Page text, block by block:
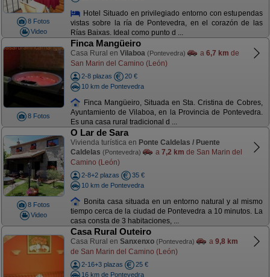
8 Fotos
Video
Hotel Situado en privilegiado entorno con estupendas
vistas sobre la ría de Pontevedra, en el corazón de las
Rías Baixas. Ideal como punto d ...
8 Fotos
Finca Mangüeiro
Casa Rural en Vilaboa (Pontevedra) a 6,7 km de
San Marin del Camino (León)
2-8 plazas
20 €
10 km de Pontevedra
Finca Mangüeiro, Situada en Sta. Cristina de Cobres,
Ayuntamiento de Vilaboa, en la Provincia de Pontevedra.
Es una casa rural tradicional d ...
8 Fotos
Video
O Lar de Sara
Vivienda turística en Ponte Caldelas / Puente
Caldelas (Pontevedra) a 7,2 km de San Marin del
Camino (León)
2-8+2 plazas
35 €
10 km de Pontevedra
Bonita casa situada en un entorno natural y al mismo
tiempo cerca de la ciudad de Pontevedra a 10 minutos. La
casa consta de 3 habitaciones, ...
Casa Rural Outeiro
Casa Rural en Sanxenxo (Pontevedra) a 9,8 km
de San Marin del Camino (León)
2-16+3 plazas
25 €
16 km de Pontevedra